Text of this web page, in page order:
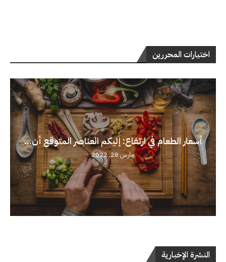
اختيارات المحررين
أسعار الطعام في ارتفاع: إليكم العناصر المتوقع أن...
مارس 28, 2022
النشرة الإخبارية